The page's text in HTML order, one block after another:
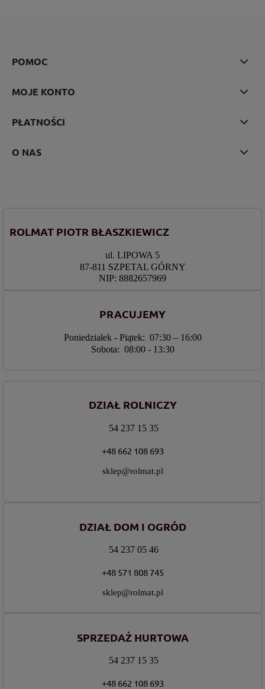
POMOC
MOJE KONTO
PŁATNOŚCI
O NAS
ROLMAT PIOTR BŁASZKIEWICZ
ul. LIPOWA 5
87-811 SZPETAL GÓRNY
NIP: 8882657969
PRACUJEMY
Poniedziałek - Piątek: 07:30 – 16:00
Sobota: 08:00 - 13:30
DZIAŁ ROLNICZY
54 237 15 35
+48 662 108 693
sklep@rolmat.pl
DZIAŁ DOM I OGRÓD
54 237 05 46
+48 571 808 745
sklep@rolmat.pl
SPRZEDAŻ HURTOWA
54 237 15 35
+48 662 108 693